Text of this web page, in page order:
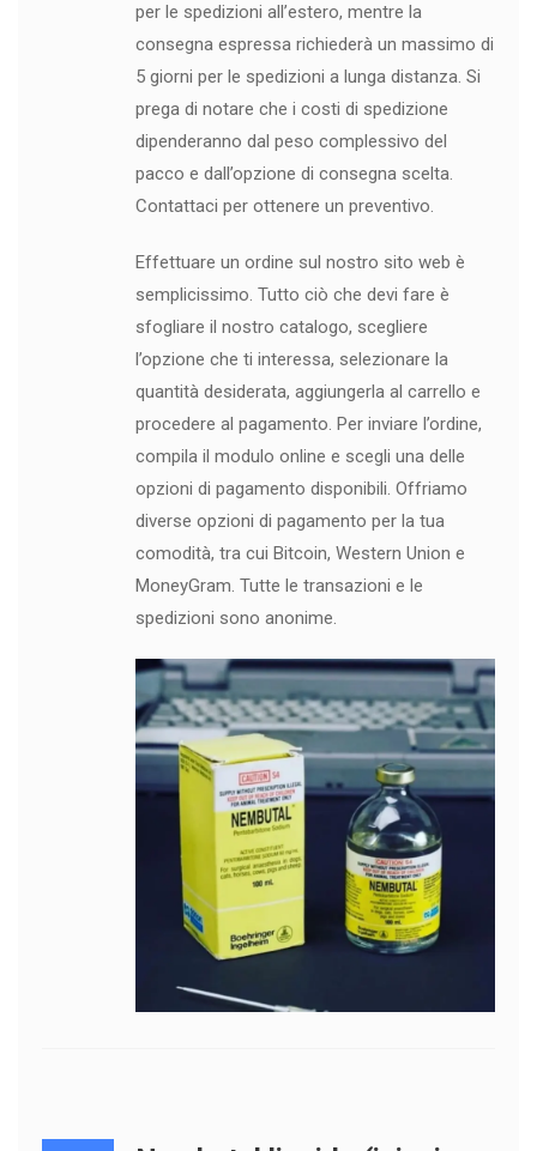
per le spedizioni all’estero, mentre la
consegna espressa richiederà un massimo di
5 giorni per le spedizioni a lunga distanza. Si
prega di notare che i costi di spedizione
dipenderanno dal peso complessivo del
pacco e dall’opzione di consegna scelta.
Contattaci per ottenere un preventivo.
Effettuare un ordine sul nostro sito web è
semplicissimo. Tutto ciò che devi fare è
sfogliare il nostro catalogo, scegliere
l’opzione che ti interessa, selezionare la
quantità desiderata, aggiungerla al carrello e
procedere al pagamento. Per inviare l’ordine,
compila il modulo online e scegli una delle
opzioni di pagamento disponibili. Offriamo
diverse opzioni di pagamento per la tua
comodità, tra cui Bitcoin, Western Union e
MoneyGram. Tutte le transazioni e le
spedizioni sono anonime.